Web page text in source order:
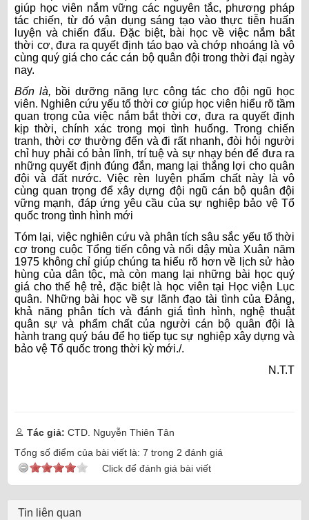
giúp học viên nắm vững các nguyên tắc, phương pháp
tác chiến, từ đó vận dụng sáng tạo vào thực tiễn huấn
luyện và chiến đấu. Đặc biệt, bài học về việc nắm bắt
thời cơ, đưa ra quyết định táo bạo và chớp nhoáng là vô
cùng quý giá cho các cán bộ quân đội trong thời đại ngày
nay.
Bốn là, bồi dưỡng năng lực công tác cho đội ngũ học
viên. Nghiên cứu yếu tố thời cơ giúp học viên hiểu rõ tầm
quan trọng của việc nắm bắt thời cơ, đưa ra quyết định
kịp thời, chính xác trong mọi tình huống. Trong chiến
tranh, thời cơ thường đến và đi rất nhanh, đòi hỏi người
chỉ huy phải có bản lĩnh, trí tuệ và sự nhạy bén để đưa ra
những quyết định đúng đắn, mang lại thắng lợi cho quân
đội và đất nước. Việc rèn luyện phẩm chất này là vô
cùng quan trọng để xây dựng đội ngũ cán bộ quân đội
vững mạnh, đáp ứng yêu cầu của sự nghiệp bảo vệ Tổ
quốc trong tình hình mới
Tóm lại, việc nghiên cứu và phân tích sâu sắc yếu tố thời
cơ trong cuộc Tổng tiến công và nổi dậy mùa Xuân năm
1975 không chỉ giúp chúng ta hiểu rõ hơn về lịch sử hào
hùng của dân tộc, mà còn mang lại những bài học quý
giá cho thế hệ trẻ, đặc biệt là học viên tại Học viện Lục
quân. Những bài học về sự lãnh đạo tài tình của Đảng,
khả năng phân tích và đánh giá tình hình, nghệ thuật
quân sự và phẩm chất của người cán bộ quân đội là
hành trang quý báu để họ tiếp tục sự nghiệp xây dựng và
bảo vệ Tổ quốc trong thời kỳ mới./.
N.T.T
Tác giả: CTD. Nguyễn Thiên Tân
Tổng số điểm của bài viết là: 7 trong 2 đánh giá
Click để đánh giá bài viết
Tin liên quan